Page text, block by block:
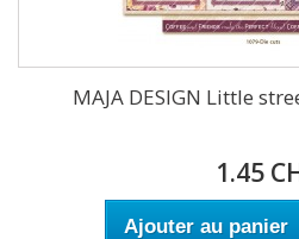
MAJA DESIGN Little
1.45
Ajouter au panier